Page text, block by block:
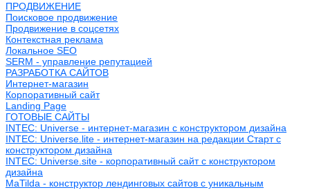
ПРОДВИЖЕНИЕ
Поисковое продвижение
Продвижение в соцсетях
Контекстная реклама
Локальное SEO
SERM - управление репутацией
РАЗРАБОТКА САЙТОВ
Интернет-магазин
Корпоративный сайт
Landing Page
ГОТОВЫЕ САЙТЫ
INTEC: Universe - интернет-магазин с конструктором дизайна
INTEC: Universe.lite - интернет-магазин на редакции Старт с
конструктором дизайна
INTEC: Universe.site - корпоративный сайт с конструктором
дизайна
MaTilda - конструктор лендинговых сайтов с уникальным